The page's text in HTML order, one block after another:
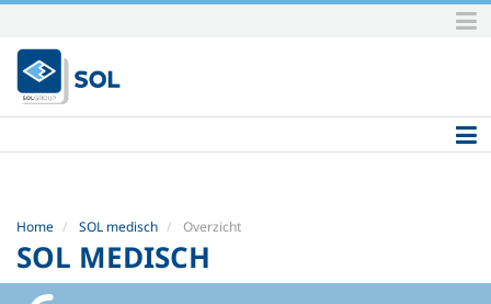
Skip
to
content.
|
to
Home SOL medisch Overzicht
SOL MEDISCH